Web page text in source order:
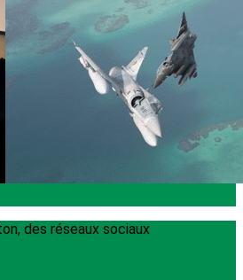
les colonnes affichées
des réseaux sociaux